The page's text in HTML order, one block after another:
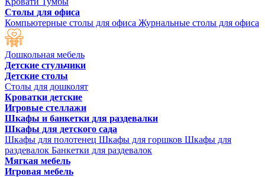
Столы для офиса
Компьютерные столы для офиса Журнальные столы для офиса
Дошкольная мебель
Детские стульчики
Детские столы
Столы для дошколят
Кроватки детские
Игровые стеллажи
Шкафы и банкетки для раздевалки
Шкафы для детского сада
Шкафы для полотенец Шкафы для горшков Шкафы для
раздевалок Банкетки для раздевалок
Мягкая мебель
Игровая мебель